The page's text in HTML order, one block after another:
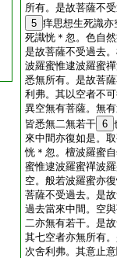
所有。是故菩薩不
5 痒思想生死識
死識恍＊忽。色自
是故菩薩不受過去
波羅蜜惟逮波羅蜜
悉無所有。是故菩
利弗。其以空者不
異空無有菩薩。無
皆悉無二無若干 6
來中間亦復如是。
恍＊忽。檀波羅蜜
蜜惟逮波羅蜜禪波
空。般若波羅蜜亦
菩薩不受過去。是
過去當來中間。空
二亦無有若干。是
其七空者亦無所有
次舍利弗。其意止